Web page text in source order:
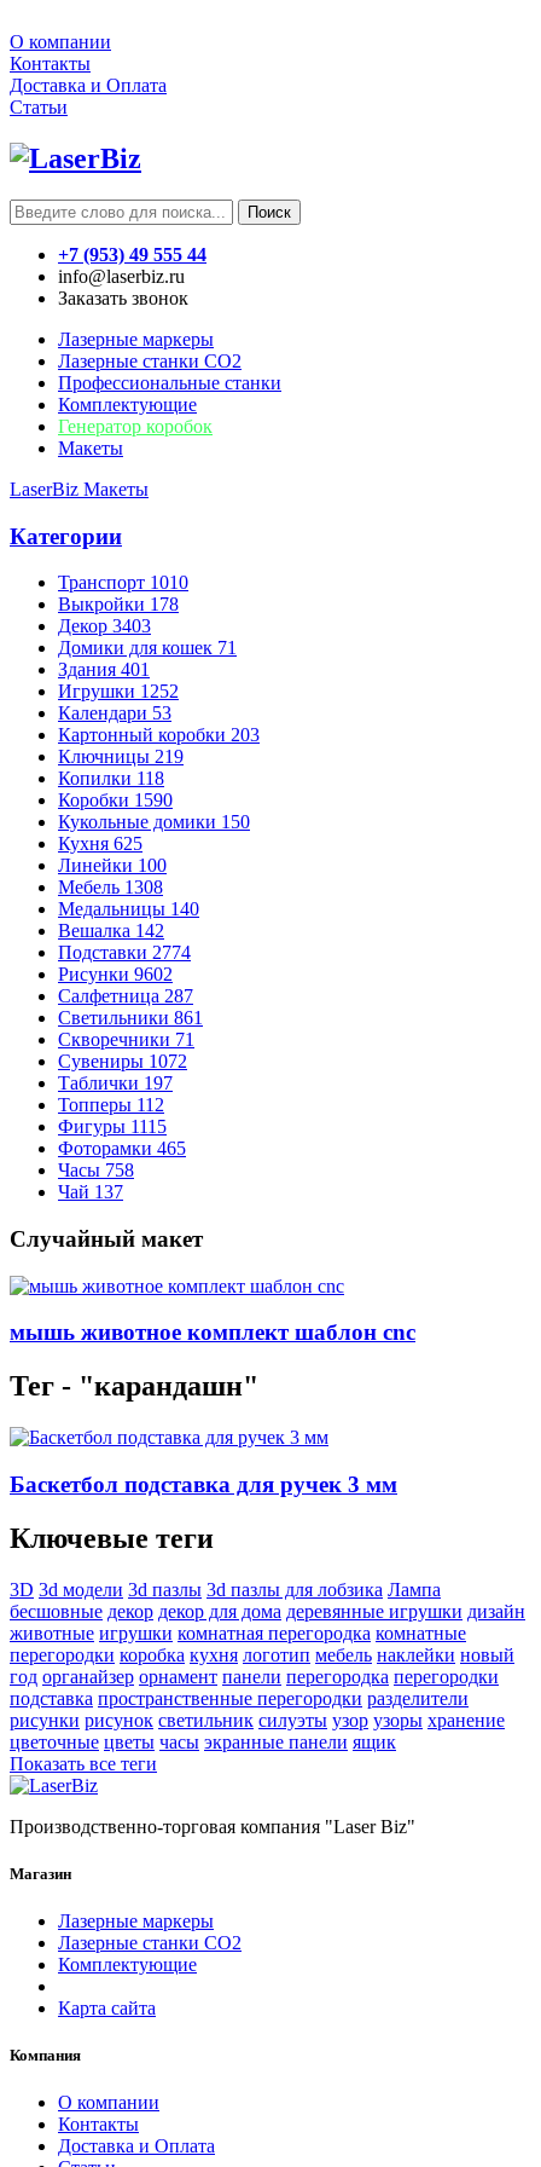
О компании
Контакты
Доставка и Оплата
Статьи
Поиск
+7 (953) 49 555 44
info@laserbiz.ru
Заказать звонок
Лазерные маркеры
Лазерные станки CO2
Профессиональные станки
Комплектующие
Генератор коробок
Макеты
LaserBiz Макеты
Категории
Транспорт 1010
Выкройки 178
Декор 3403
Домики для кошек 71
Здания 401
Игрушки 1252
Календари 53
Картонный коробки 203
Ключницы 219
Копилки 118
Коробки 1590
Кукольные домики 150
Кухня 625
Линейки 100
Мебель 1308
Медальницы 140
Вешалка 142
Подставки 2774
Рисунки 9602
Салфетница 287
Светильники 861
Скворечники 71
Сувениры 1072
Таблички 197
Топперы 112
Фигуры 1115
Фоторамки 465
Часы 758
Чай 137
Случайный макет
мышь животное комплект шаблон cnc
Тег - "карандашн"
Баскетбол подставка для ручек 3 мм
Ключевые теги
3D 3d модели 3d пазлы 3d пазлы для лобзика Лампа
бесшовные декор декор для дома деревянные игрушки дизайн
животные игрушки комнатная перегородка комнатные
перегородки коробка кухня логотип мебель наклейки новый
год органайзер орнамент панели перегородка перегородки
подставка пространственные перегородки разделители
рисунки рисунок светильник силуэты узор узоры хранение
цветочные цветы часы экранные панели ящик
Показать все теги
Производственно-торговая компания "Laser Biz"
Магазин
Лазерные маркеры
Лазерные станки СО2
Комплектующие
Карта сайта
Компания
О компании
Контакты
Доставка и Оплата